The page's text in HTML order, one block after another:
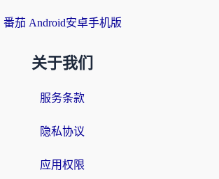
番茄 Android安卓手机版
关于我们
服务条款
隐私协议
应用权限